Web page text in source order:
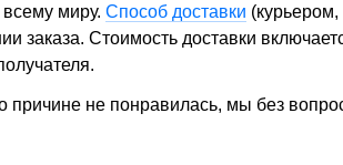
миру. Способ доставки
заказа. Стоимость доставки
причине не понравилась, мы без